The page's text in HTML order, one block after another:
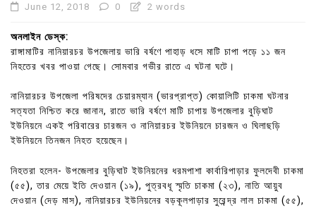
June 12, 2018 0 2 words
অনলাইন ডেস্ক:
রাঙ্গামাটির নানিয়ারচর উপজেলায় ভারি বর্ষণে পাহাড় ধসে মাটি চাপা পড়ে ১১ জন
নিহতের খবর পাওয়া গেছে। সোমবার গভীর রাতে এ ঘটনা ঘটে।
নানিয়ারচর উপজেলা পরিষদের চেয়ারম্যান (ভারপ্রাপ্ত) কোয়ালিটি চাকমা ঘটনার
সত্যতা নিশ্চিত করে জানান, রাতে ভারি বর্ষণে মাটি চাপায় উপজেলার বুড়িঘাট
ইউনিয়নে একই পরিবারের চারজন ও নানিয়ারচর ইউনিয়নে চারজন ও ঘিলাছড়ি
ইউনিয়নে তিনজন নিহত হয়েছেন।
নিহতরা হলেন- উপজেলার বুড়িঘাট ইউনিয়নের ধরমপাশা কার্বারিপাড়ার ফুলদেবী চাকমা
(৫৫), তার মেয়ে ইতি দেওয়ান (১৯), পুত্রবধূ স্মৃতি চাকমা (২৩), নাতি আয়ুব
দেওয়ান (দেড় মাস), নানিয়ারচর ইউনিয়নের বড়কূলপাড়ার সুরেন্দ্র লাল চাকমা (৫৫),